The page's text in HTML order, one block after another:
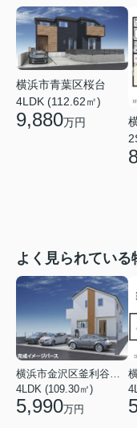
横浜市青葉区桜台
4LDK (112.62㎡)
9,880万円
よく見られている
横浜市金沢区釜利谷東４丁目
4LDK (109.30㎡)
5,990万円